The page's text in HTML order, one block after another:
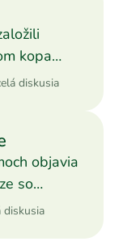
kopa
diskusia
objavia
so
diskusia